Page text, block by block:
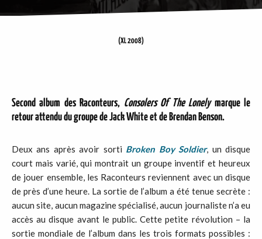
(XL 2008)
Second album des Raconteurs, Consolers Of The Lonelymarque le
retour attendu du groupe de Jack White et de Brendan Benson.
Deux ans après avoir sorti Broken Boy Soldier, un disque
court mais varié, qui montrait un groupe inventif et heureux
de jouer ensemble, les Raconteurs reviennent avec un disque
de près d’une heure. La sortie de l’album a été tenue secrète :
aucun site, aucun magazine spécialisé, aucun journaliste n’a eu
accès au disque avant le public. Cette petite révolution – la
sortie mondiale de l’album dans les trois formats possibles :